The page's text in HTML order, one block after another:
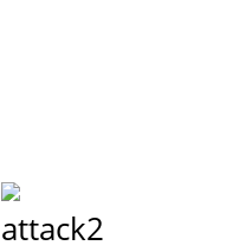
attack2